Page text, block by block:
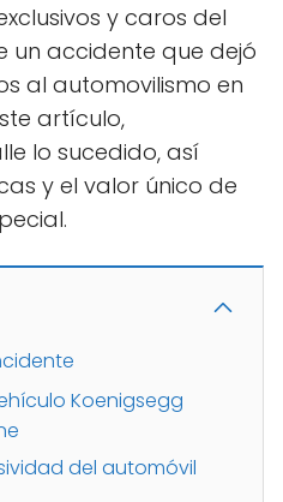
y caros del
un accidente que dejó
al automovilismo en
artículo,
lo sucedido, así
y el valor único de
Koenigsegg
del automóvil